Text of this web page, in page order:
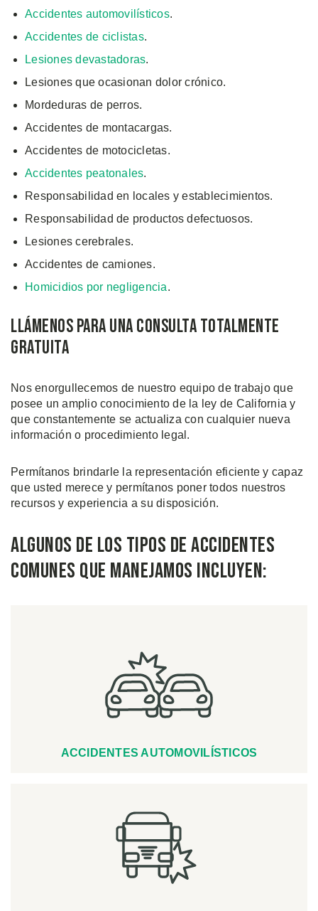
Accidentes automovilísticos.
Accidentes de ciclistas.
Lesiones devastadoras.
Lesiones que ocasionan dolor crónico.
Mordeduras de perros.
Accidentes de montacargas.
Accidentes de motocicletas.
Accidentes peatonales.
Responsabilidad en locales y establecimientos.
Responsabilidad de productos defectuosos.
Lesiones cerebrales.
Accidentes de camiones.
Homicidios por negligencia.
Llámenos para una consulta totalmente
gratuita
Nos enorgullecemos de nuestro equipo de trabajo que
posee un amplio conocimiento de la ley de California y
que constantemente se actualiza con cualquier nueva
información o procedimiento legal.
Permítanos brindarle la representación eficiente y capaz
que usted merece y permítanos poner todos nuestros
recursos y experiencia a su disposición.
Algunos de Los Tipos de Accidentes
Comunes Que Manejamos Incluyen:
ACCIDENTES AUTOMOVILÍSTICOS